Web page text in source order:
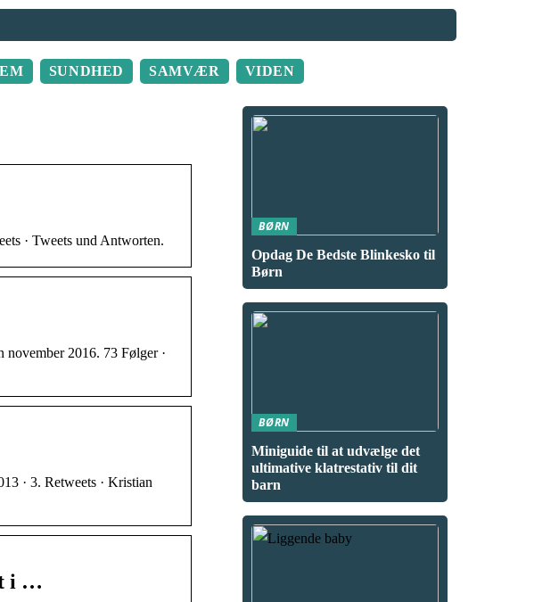
SUNDHED SAMVÆR VIDEN
· Tweets und Antworten.
november 2016. 73 Følger ·
· 3. Retweets · Kristian
i …
BØRN
Opdag De Bedste Blinkesko til
Børn
BØRN
Miniguide til at udvælge det
ultimative klatrestativ til dit
barn